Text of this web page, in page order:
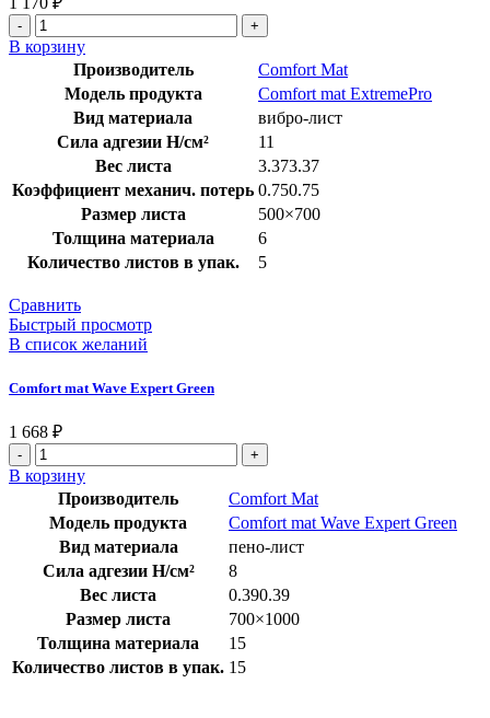
В корзину
Производитель
Comfort Mat
Модель продукта
Comfort mat ExtremePro
Вид материала
вибро-лист
Сила адгезии Н/см²
11
Вес листа
3.373.37
Коэффициент механич. потерь 0.750.75
Размер листа
500×700
Толщина материала
6
Количество листов в упак.
5
Сравнить
Быстрый просмотр
В список желаний
Comfort mat Wave Expert Green
1 668 ₽
В корзину
Производитель
Comfort Mat
Модель продукта
Comfort mat Wave Expert Green
Вид материала
пено-лист
Сила адгезии Н/см²
8
Вес листа
0.390.39
Размер листа
700×1000
Толщина материала
15
Количество листов в упак. 15